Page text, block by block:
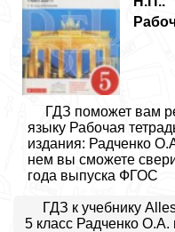
ГДЗ поможет вам
языку Рабочая
издания: Радченко
нем вы сможете
года выпуска ФГОС
ГДЗ к учебнику
5 класс Радченко О.А.